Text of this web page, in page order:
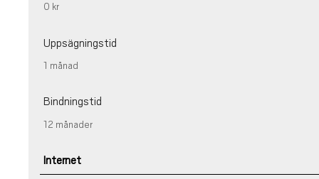
0 kr
Uppsägningstid
1 månad
Bindningstid
12 månader
Internet